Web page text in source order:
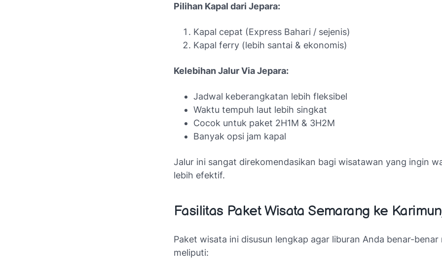
Pilihan Kapal dari Jepara:
Kapal cepat (Express Bahari / sejenis)
Kapal ferry (lebih santai & ekonomis)
Kelebihan Jalur Via Jepara:
Jadwal keberangkatan lebih fleksibel
Waktu tempuh laut lebih singkat
Cocok untuk paket 2H1M & 3H2M
Banyak opsi jam kapal
Jalur ini sangat direkomendasikan bagi wisatawan yang ingin
lebih efektif.
Fasilitas Paket Wisata Semarang ke
Paket wisata ini disusun lengkap agar liburan Anda benar-benar
meliputi: